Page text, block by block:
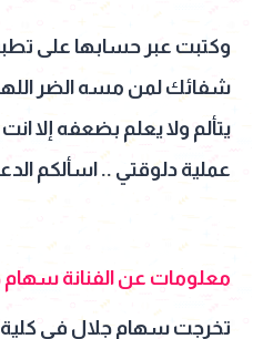
وكتبت عبر حسابها على
شفائك لمن مسه الضر
يتألم ولا يعلم بضعفه إلا
عملية دلوقتي .. اسألكم
معلومات عن الفنانة سهام
تخرجت سهام جلال في كلية